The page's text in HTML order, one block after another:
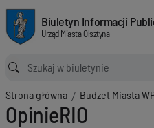
OpinieRIO
Biuletyn Informacji Publicznej Urząd
Biuletyn Informacji
Urząd Miasta Olsztyna
Ścieżka powrotu
Strona główna Budzet Miasta
OpinieRIO